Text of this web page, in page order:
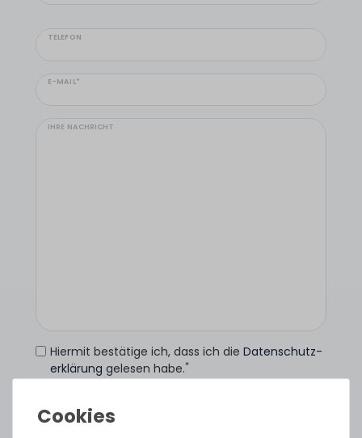
TELEFON
E-MAIL*
IHRE NACHRICHT
Hiermit bestätige ich, dass ich die Daten­schutz­
erklärung gelesen habe.*